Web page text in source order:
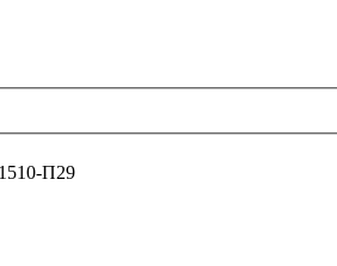
Г-З-3309,4301 арт. 201510-П29